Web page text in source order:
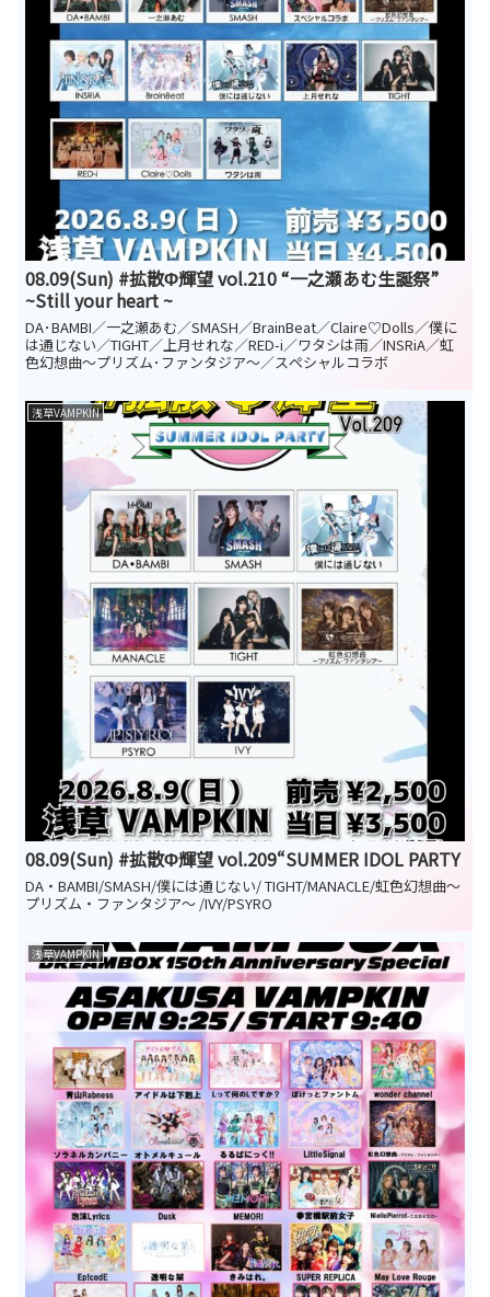
08.09(Sun) #拡散Φ輝望 vol.210 “一之瀬あむ生誕祭”
~Still your heart ~
DA･BAMBI／一之瀬あむ／SMASH／BrainBeat／Claire♡Dolls／僕に
は通じない／TIGHT／上月せれな／RED-i／ワタシは雨／INSRiA／虹
色幻想曲〜プリズム･ファンタジア〜／スペシャルコラボ
浅草VAMPKIN
08.09(Sun) #拡散Φ輝望 vol.209“SUMMER IDOL PARTY
DA・BAMBI/SMASH/僕には通じない/ TIGHT/MANACLE/虹色幻想曲〜
プリズム・ファンタジア〜 /IVY/PSYRO
浅草VAMPKIN